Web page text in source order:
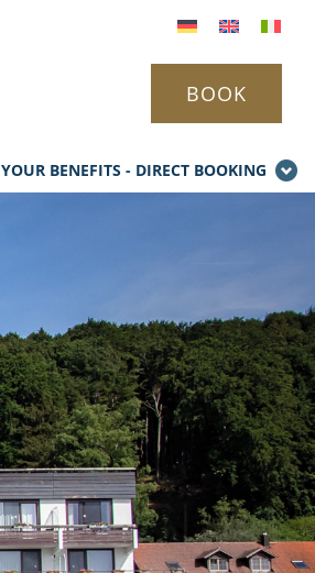
YOUR BENEFITS - DIRECT BOOKING
BOOK